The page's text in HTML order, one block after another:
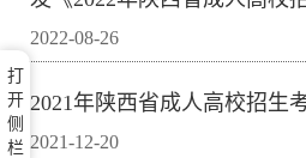
打
开
侧
栏
通知
2022-08-26
2021年陕西省成人高校招生
2021-12-20